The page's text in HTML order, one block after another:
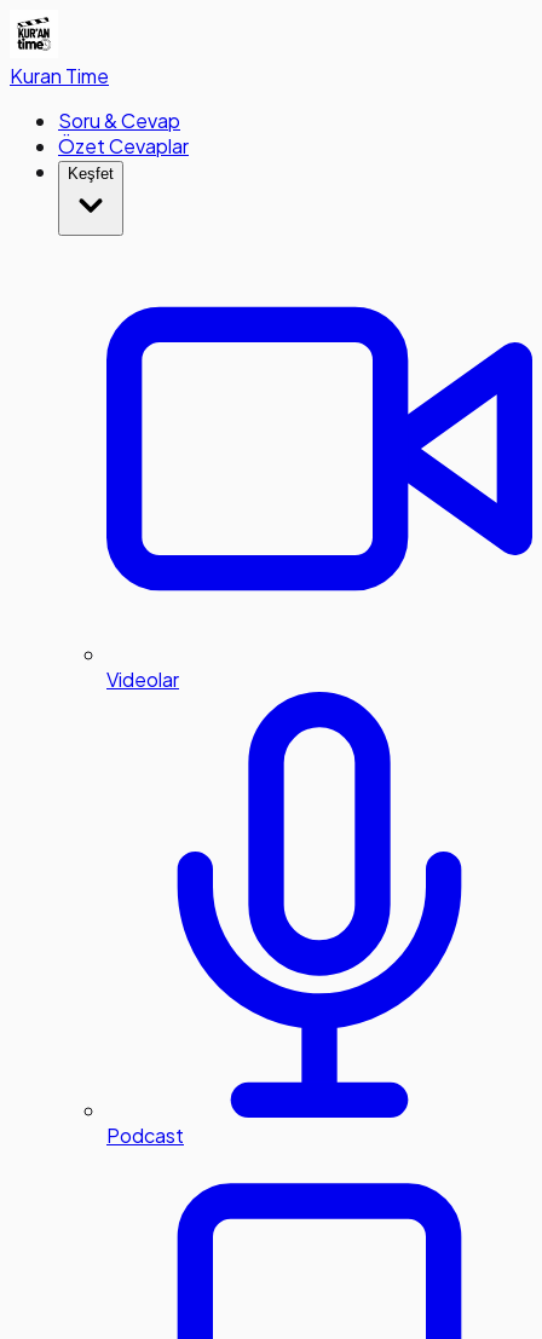
Kuran Time
Soru & Cevap
Özet Cevaplar
Keşfet
Videolar
Podcast